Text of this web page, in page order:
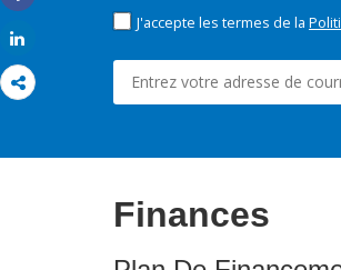
Share
J'accepte les termes de la
Finances